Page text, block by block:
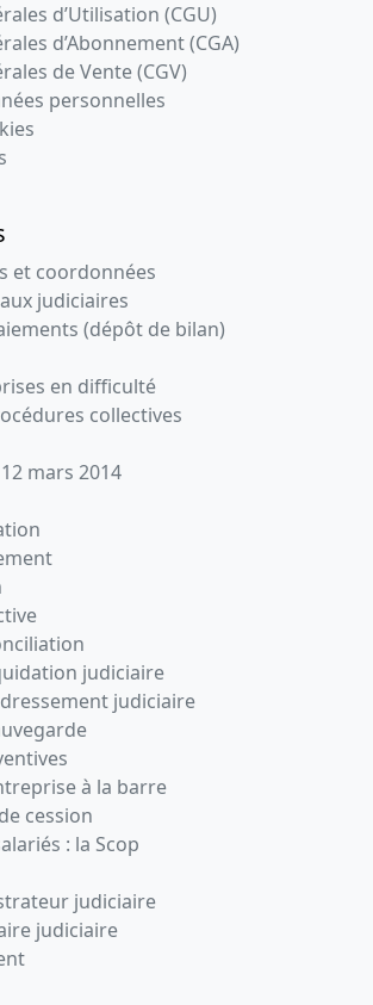
d’Utilisation (CGU)
d’Abonnement (CGA)
de Vente (CGV)
personnelles
et coordonnées
judiciaires
(dépôt de bilan)
en difficulté
collectives
mars 2014
judiciaire
judiciaire
à la barre
cession
: la Scop
judiciaire
judiciaire